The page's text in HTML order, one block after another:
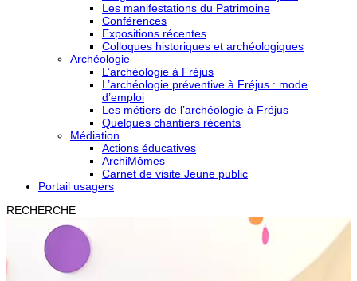
Les manifestations du Patrimoine
Conférences
Expositions récentes
Colloques historiques et archéologiques
Archéologie
L’archéologie à Fréjus
L’archéologie préventive à Fréjus : mode
d’emploi
Les métiers de l’archéologie à Fréjus
Quelques chantiers récents
Médiation
Actions éducatives
ArchiMômes
Carnet de visite Jeune public
Portail usagers
RECHERCHE